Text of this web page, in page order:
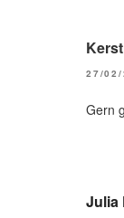
27/02/
Gern
Julia